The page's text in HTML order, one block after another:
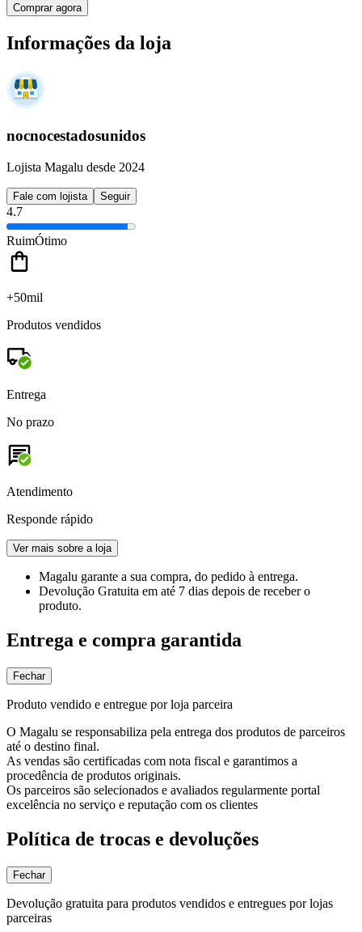
Comprar agora
Informações da loja
nocnocestadosunidos
Lojista Magalu desde 2024
Fale com lojista Seguir
4.7
RuimÓtimo
+50mil
Produtos vendidos
Entrega
No prazo
Atendimento
Responde rápido
Ver mais sobre a loja
Magalu garante a sua compra, do pedido à entrega.
Devolução Gratuita em até 7 dias depois de receber o
produto.
Entrega e compra garantida
Fechar
Produto vendido e entregue por loja parceira
O Magalu se responsabiliza pela entrega dos produtos de parceiros
até o destino final.
As vendas são certificadas com nota fiscal e garantimos a
procedência de produtos originais.
Os parceiros são selecionados e avaliados regularmente portal
excelência no serviço e reputação com os clientes
Política de trocas e devoluções
Fechar
Devolução gratuita para produtos vendidos e entregues por lojas
parceiras